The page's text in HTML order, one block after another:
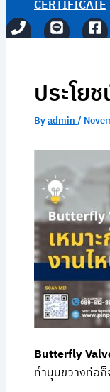
CERTIFICATE
ประโย
Byadmin/
Butterfly
ทำมุมขวางท่อก็